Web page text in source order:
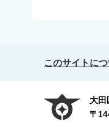
このサイトに
大田
〒